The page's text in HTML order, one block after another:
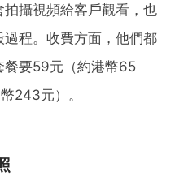
攝視頻給客戶觀看，也
程。收費方面，他們都
餐要59元（約港幣65
243元）。